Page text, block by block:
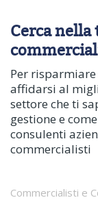
Cerca
Per
affidarsi al
settore che ti
gestione e
consulenti
commercialisti
Commercialisti e